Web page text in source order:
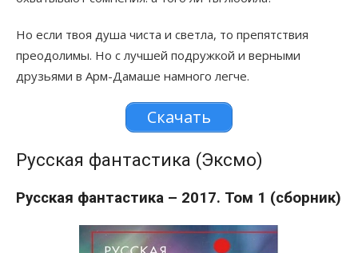
Но если твоя душа чиста и светла, то препятствия
преодолимы. Но с лучшей подружкой и верными
друзьями в Арм-Дамаше намного легче.
Скачать
Русская фантастика (Эксмо)
Русская фантастика – 2017. Том 1 (сборник)